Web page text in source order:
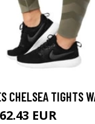
CHELSEA TIGHTS
62.43 EUR